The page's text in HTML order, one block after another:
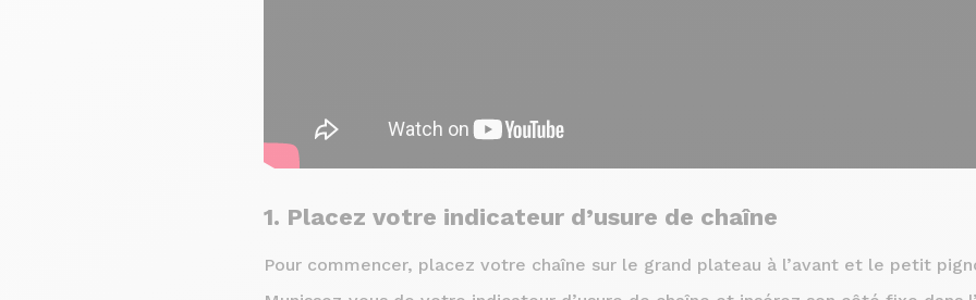
1. Placez votre indicateur d’usure de chaîne
Pour commencer, placez votre chaîne sur le grand plateau à l’avant et le petit